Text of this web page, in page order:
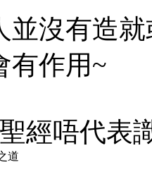
並沒有造
有作用~
經唔代表
道